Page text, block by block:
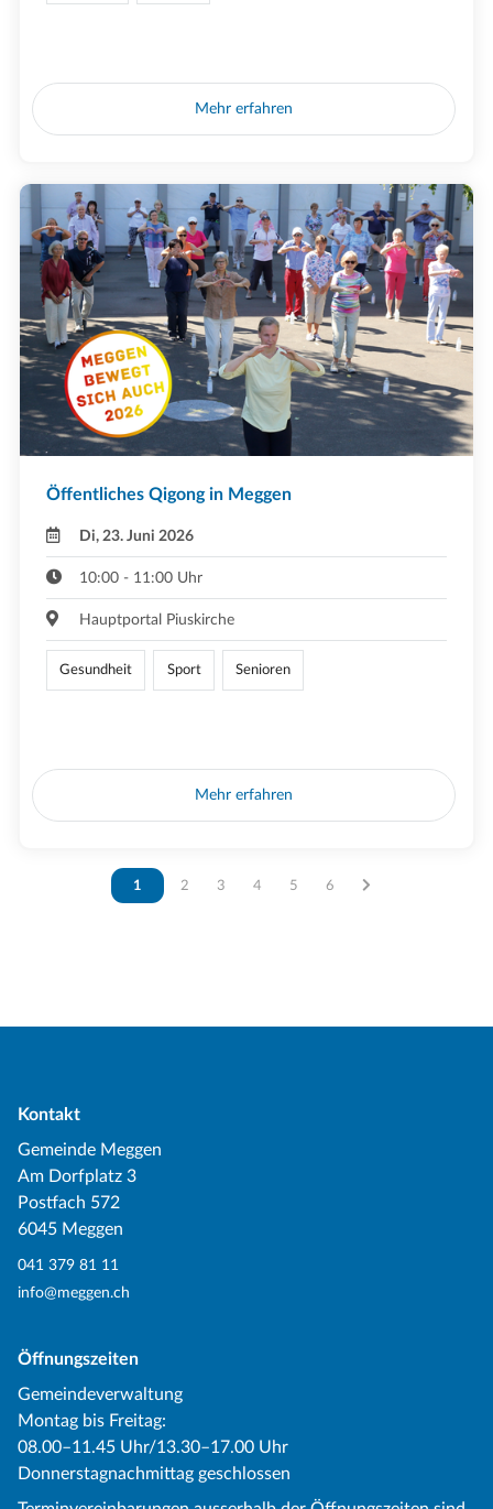
Mehr erfahren
Öffentliches Qigong in Meggen
Di, 23. Juni 2026
10:00 - 11:00 Uhr
Hauptportal Piuskirche
Gesundheit Sport Senioren
Mehr erfahren
Vous êtes sur la page
1 Vous êtes sur la page
2 Vous êtes sur la page
3 Vous êtes sur la page
4 Vous êtes sur la page
5 Vous êtes sur la page
6
Kontakt
Gemeinde Meggen
Am Dorfplatz 3
Postfach 572
6045 Meggen
041 379 81 11
info@meggen.ch
Öffnungszeiten
Gemeindeverwaltung
Montag bis Freitag:
08.00–11.45 Uhr/13.30–17.00 Uhr
Donnerstagnachmittag geschlossen